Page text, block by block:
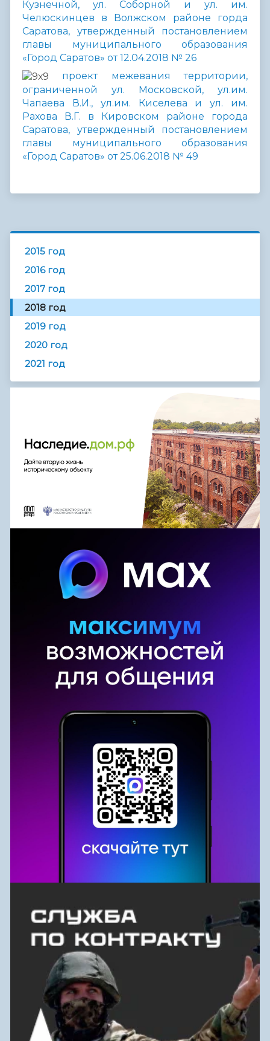
Кузнечной, ул. Соборной и ул. им.
Челюскинцев в Волжском районе горда
Саратова, утвержденный постановлением
главы муниципального образования
«Город Саратов» от 12.04.2018 № 26
проект межевания территории,
ограниченной ул. Московской, ул.им.
Чапаева В.И., ул.им. Киселева и ул. им.
Рахова В.Г. в Кировском районе города
Саратова, утвержденный постановлением
главы муниципального образования
«Город Саратов» от 25.06.2018 № 49
2015 год
2016 год
2017 год
2018 год
2019 год
2020 год
2021 год